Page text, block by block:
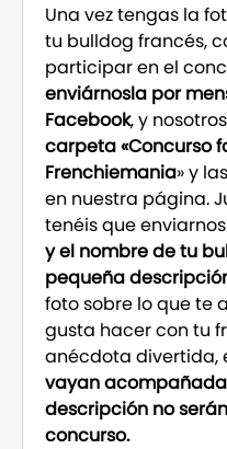
Una vez tengas la
tu bulldog francés,
participar en el
enviárnosla por
Facebook, y nosotros
carpeta«Concurso
Frenchiemania» y
en nuestra página.
tenéis que
y el nombre de tu
pequeña
foto sobre lo que te
gusta hacer con tu
anécdota divertida,
vayan
descripción no
concurso.